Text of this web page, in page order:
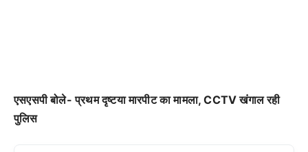
एसएसपी बोले- प्रथम दृष्टया मारपीट का मामला, CCTV खंगाल रही
पुलिस